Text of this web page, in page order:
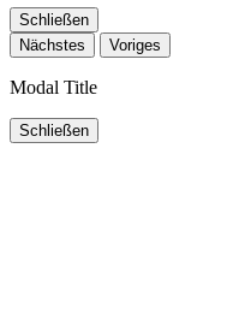
Schließen
Nächstes
Voriges
Modal Title
Schließen